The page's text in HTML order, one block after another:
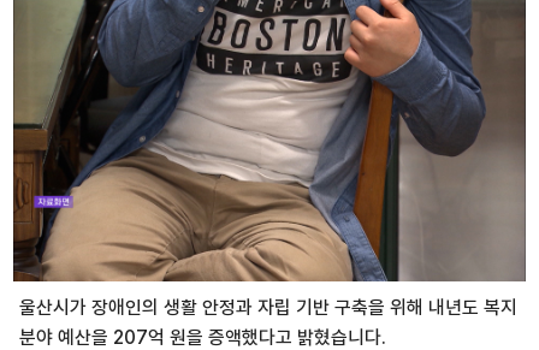
울산시가 장애인의 생활 안정과 자립 기반 구축을 위해 내년도 복지
분야 예산을 207억 원을 증액했다고 밝혔습니다.